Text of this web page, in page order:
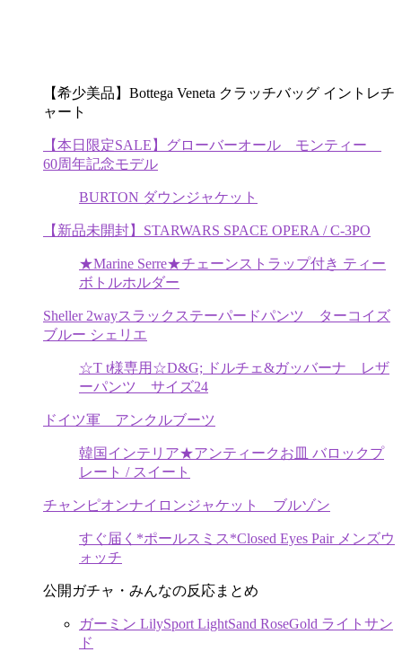
【希少美品】Bottega Veneta クラッチバッグ イントレチ
ャート
【本日限定SALE】グローバーオール モンティー
60周年記念モデル
BURTON ダウンジャケット
【新品未開封】STARWARS SPACE OPERA / C-3PO
★Marine Serre★チェーンストラップ付き ティー
ボトルホルダー
Sheller 2wayスラックステーパードパンツ ターコイズ
ブルー シェリエ
☆T t様専用☆D&G; ドルチェ&ガッバーナ レザ
ーパンツ サイズ24
ドイツ軍 アンクルブーツ
韓国インテリア★アンティークお皿 バロックプ
レート / スイート
チャンピオンナイロンジャケット ブルゾン
すぐ届く*ポールスミス*Closed Eyes Pair メンズウ
ォッチ
公開ガチャ・みんなの反応まとめ
ガーミン LilySport LightSand RoseGold ライトサン
ド